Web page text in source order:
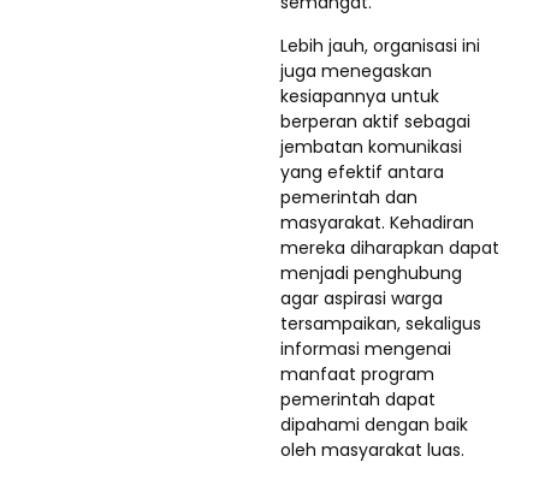
Lebih jauh, organisasi ini
juga menegaskan
kesiapannya untuk
berperan aktif sebagai
jembatan komunikasi
yang efektif antara
pemerintah dan
masyarakat. Kehadiran
mereka diharapkan dapat
menjadi penghubung
agar aspirasi warga
tersampaikan, sekaligus
informasi mengenai
manfaat program
pemerintah dapat
dipahami dengan baik
oleh masyarakat luas.